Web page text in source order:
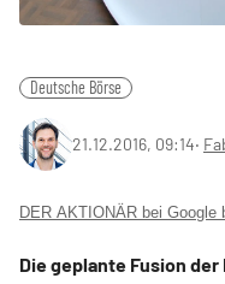
Deutsche Börse
21.12.2016, 09:14‧
DER AKTIONÄR bei Google
Die geplante Fusion